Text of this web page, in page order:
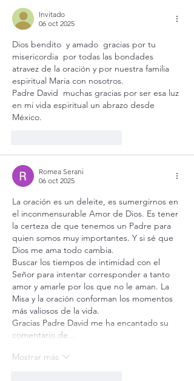
Invitado
06 oct 2025
Dios bendito  y amado  gracias por tu
misericordia  por todas las bondades
atravez de la oración y por nuestra familia
espiritual Maria con nosotros.
Padre David  muchas gracias por ser esa luz
en mi vida espiritual un abrazo desde
México.
Romea Serani
06 oct 2025
La oración es un deleite, es sumergirnos en
el inconmensurable Amor de Dios. Es tener
la certeza de que tenemos un Padre para
quien somos muy importantes. Y si sé que
Dios me ama todo cambia.
Buscar los tiempos de intimidad con el
Señor para intentar corresponder a tanto
amor y amarle por los que no le aman. La
Misa y la oración conforman los momentos
más valiosos de la vida.
Gracias Padre David me ha encantado su
comentario de…
Mostrar más